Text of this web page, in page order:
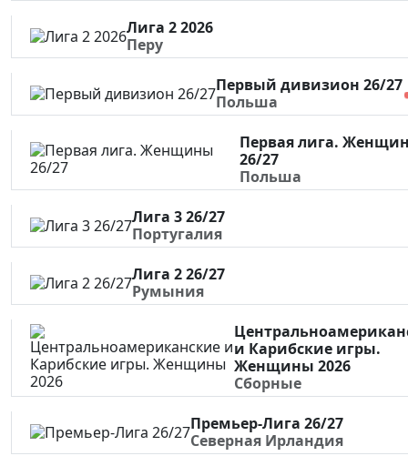
Лига 2 2026
Перу
Первый дивизион 26/27
Польша
Первая лига.
26/27
Польша
Лига 3 26/27
Португалия
Лига 2 26/27
Румыния
и Карибские игры.
Женщины 2026
Сборные
Премьер-Лига 26/27
Северная Ирландия